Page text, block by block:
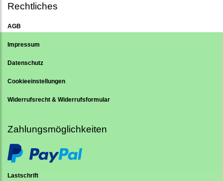
Rechtliches
AGB
Impressum
Datenschutz
Cookieeinstellungen
Widerrufsrecht & Widerrufsformular
Zahlungsmöglichkeiten
Lastschrift